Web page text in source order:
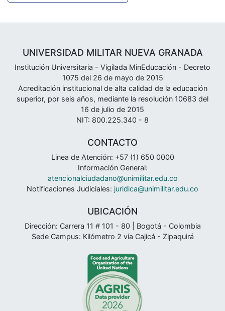
UNIVERSIDAD MILITAR NUEVA GRANADA
Institución Universitaria - Vigilada MinEducación - Decreto
1075 del 26 de mayo de 2015
Acreditación institucional de alta calidad de la educación
superior, por seis años, mediante la resolución 10683 del
16 de julio de 2015
NIT: 800.225.340 - 8
CONTACTO
Linea de Atención: +57 (1) 650 0000
Información General:
atencionalciudadano@unimilitar.edu.co
Notificaciones Judiciales: juridica@unimilitar.edu.co
UBICACIÓN
Dirección: Carrera 11 # 101 - 80 | Bogotá - Colombia
Sede Campus: Kilómetro 2 vía Cajicá - Zipaquirá